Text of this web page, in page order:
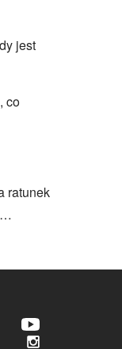
jest
co
ratunek